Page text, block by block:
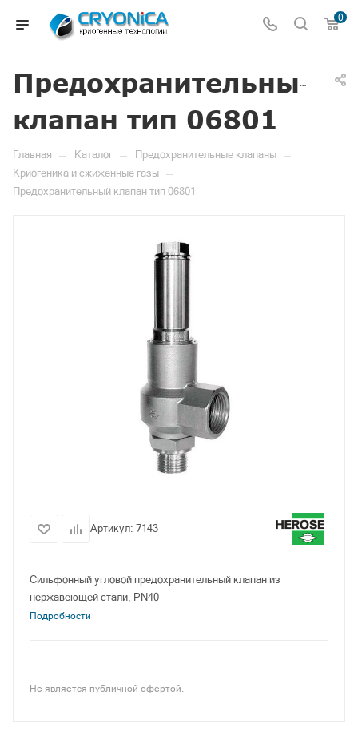
0
Предохранительный
клапан тип 06801
Главная — Каталог — Предохранительные клапаны —
Криогеника и сжиженные газы —
Предохранительный клапан тип 06801
Артикул: 7143
Сильфонный угловой предохранительный клапан из
нержавеющей стали, PN40
Подробности
Не является публичной офертой.